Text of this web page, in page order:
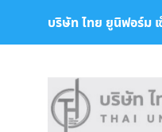
บริษัท ไทย ยูนิฟอร์ม เ